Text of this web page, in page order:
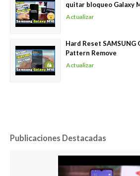
quitar bloqueo Galaxy
Actualizar
Hard Reset SAMSUNG
Pattern Remove
Actualizar
Publicaciones Destacadas